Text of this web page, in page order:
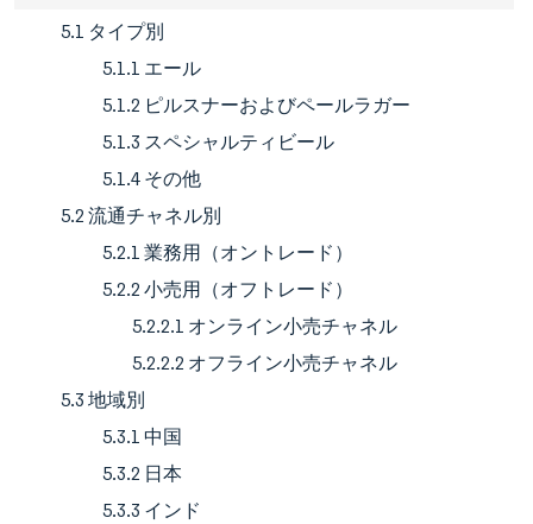
5.1 タイプ別
5.1.1 エール
5.1.2 ピルスナーおよびペールラガー
5.1.3 スペシャルティビール
5.1.4 その他
5.2 流通チャネル別
5.2.1 業務用（オントレード）
5.2.2 小売用（オフトレード）
5.2.2.1 オンライン小売チャネル
5.2.2.2 オフライン小売チャネル
5.3 地域別
5.3.1 中国
5.3.2 日本
5.3.3 インド